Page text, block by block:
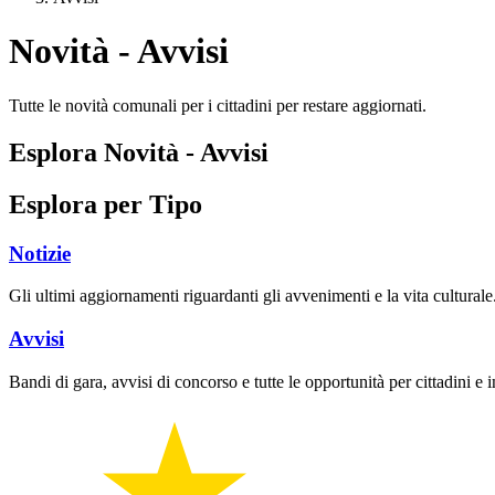
Novità - Avvisi
Tutte le novità comunali per i cittadini per restare aggiornati.
Esplora Novità - Avvisi
Esplora per Tipo
Notizie
Gli ultimi aggiornamenti riguardanti gli avvenimenti e la vita culturale.
Avvisi
Bandi di gara, avvisi di concorso e tutte le opportunità per cittadini e